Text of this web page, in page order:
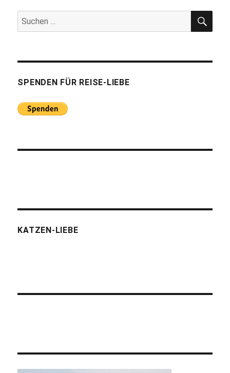
Suchen
nach:
SPENDEN FÜR REISE-LIEBE
KATZEN-LIEBE